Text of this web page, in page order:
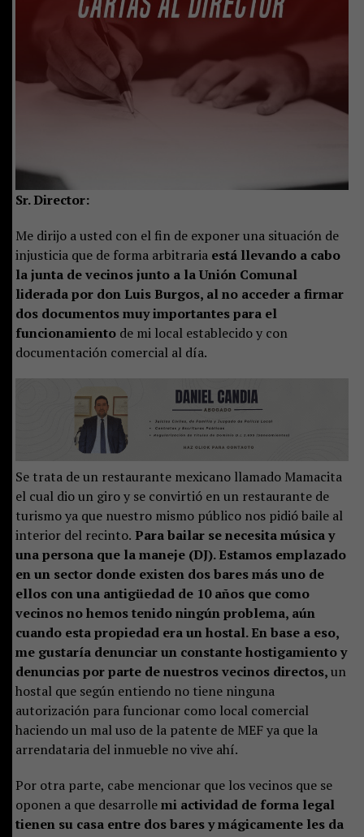
Sr. Director:
Me dirijo a usted con el fin de exponer una situación de
injusticia que de forma arbitraria está llevando a cabo
la junta de vecinos junto a la Unión Comunal
liderada por don Luis Burgos, al no acceder a firmar
dos documentos muy importantes para el
funcionamiento de mi local establecido y con
documentación comercial al día.
Se trata de un restaurante mexicano llamado Mamacita
el cual dio un giro y se convirtió en un restaurante de
turismo ya que nuestro mismo público nos pidió baile al
interior del recinto. Para bailar se necesita música y
una persona que la maneje (DJ). Estamos emplazado
en un sector donde existen dos bares más uno de
ellos con una antigüedad de 10 años que como
vecinos no hemos tenido ningún problema, aún
cuando esta propiedad era un hostal. En base a eso,
me gustaría denunciar un constante hostigamiento y
denuncias por parte de nuestros vecinos directos,un
hostal que según entiendo no tiene ninguna
autorización para funcionar como local comercial
haciendo un mal uso de la patente de MEF ya que la
arrendataria del inmueble no vive ahí.
Por otra parte, cabe mencionar que los vecinos que se
oponen a que desarrollemi actividad de forma legal
tienen su casa entre dos bares y mágicamente les da